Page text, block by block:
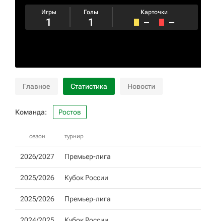
Игры
1
Голы
1
Карточки
– –
Главное Статистика Новости
Команда: Ростов
сезон турнир
2026/2027 Премьер-лига
2025/2026 Кубок России
2025/2026 Премьер-лига